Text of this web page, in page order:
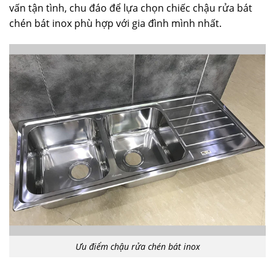
vấn tận tình, chu đáo để lựa chọn chiếc chậu rửa bát
chén bát inox phù hợp với gia đình mình nhất.
Ưu điểm chậu rửa chén bát inox